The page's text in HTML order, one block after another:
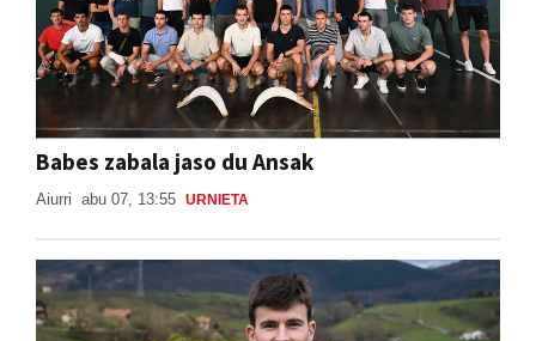
Babes zabala jaso du Ansak
Aiurri abu 07, 13:55 URNIETA